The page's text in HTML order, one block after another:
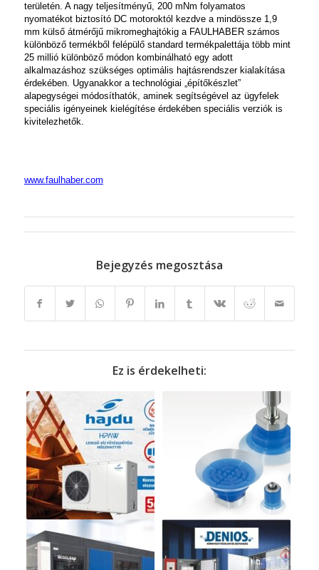
területén. A nagy teljesítményű, 200 mNm folyamatos
nyomatékot biztosító DC motoroktól kezdve a mindössze 1,9
mm külső átmérőjű mikromeghajtókig a FAULHABER számos
különböző termékből felépülő standard termékpalettája több mint
25 millió különböző módon kombinálható egy adott
alkalmazáshoz szükséges optimális hajtásrendszer kialakítása
érdekében. Ugyanakkor a technológiai „építőkészlet”
alapegységei módosíthatók, aminek segítségével az ügyfelek
speciális igényeinek kielégítése érdekében speciális verziók is
kivitelezhetők.
www.faulhaber.com
Bejegyzés megosztása
Ez is érdekelheti: